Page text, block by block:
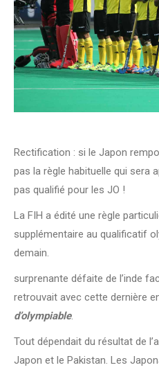
Rectification : si le Japon
pas la règle habituelle qui sera
pas qualifié pour les JO !
La FIH a édité une règle
supplémentaire au qualificatif
demain.
surprenante défaite de l’inde
retrouvait avec cette dernière
d’olympiable.
Tout dépendait du résultat de
Japon et le Pakistan. Les